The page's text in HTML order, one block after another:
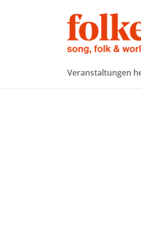
Veranstaltungen